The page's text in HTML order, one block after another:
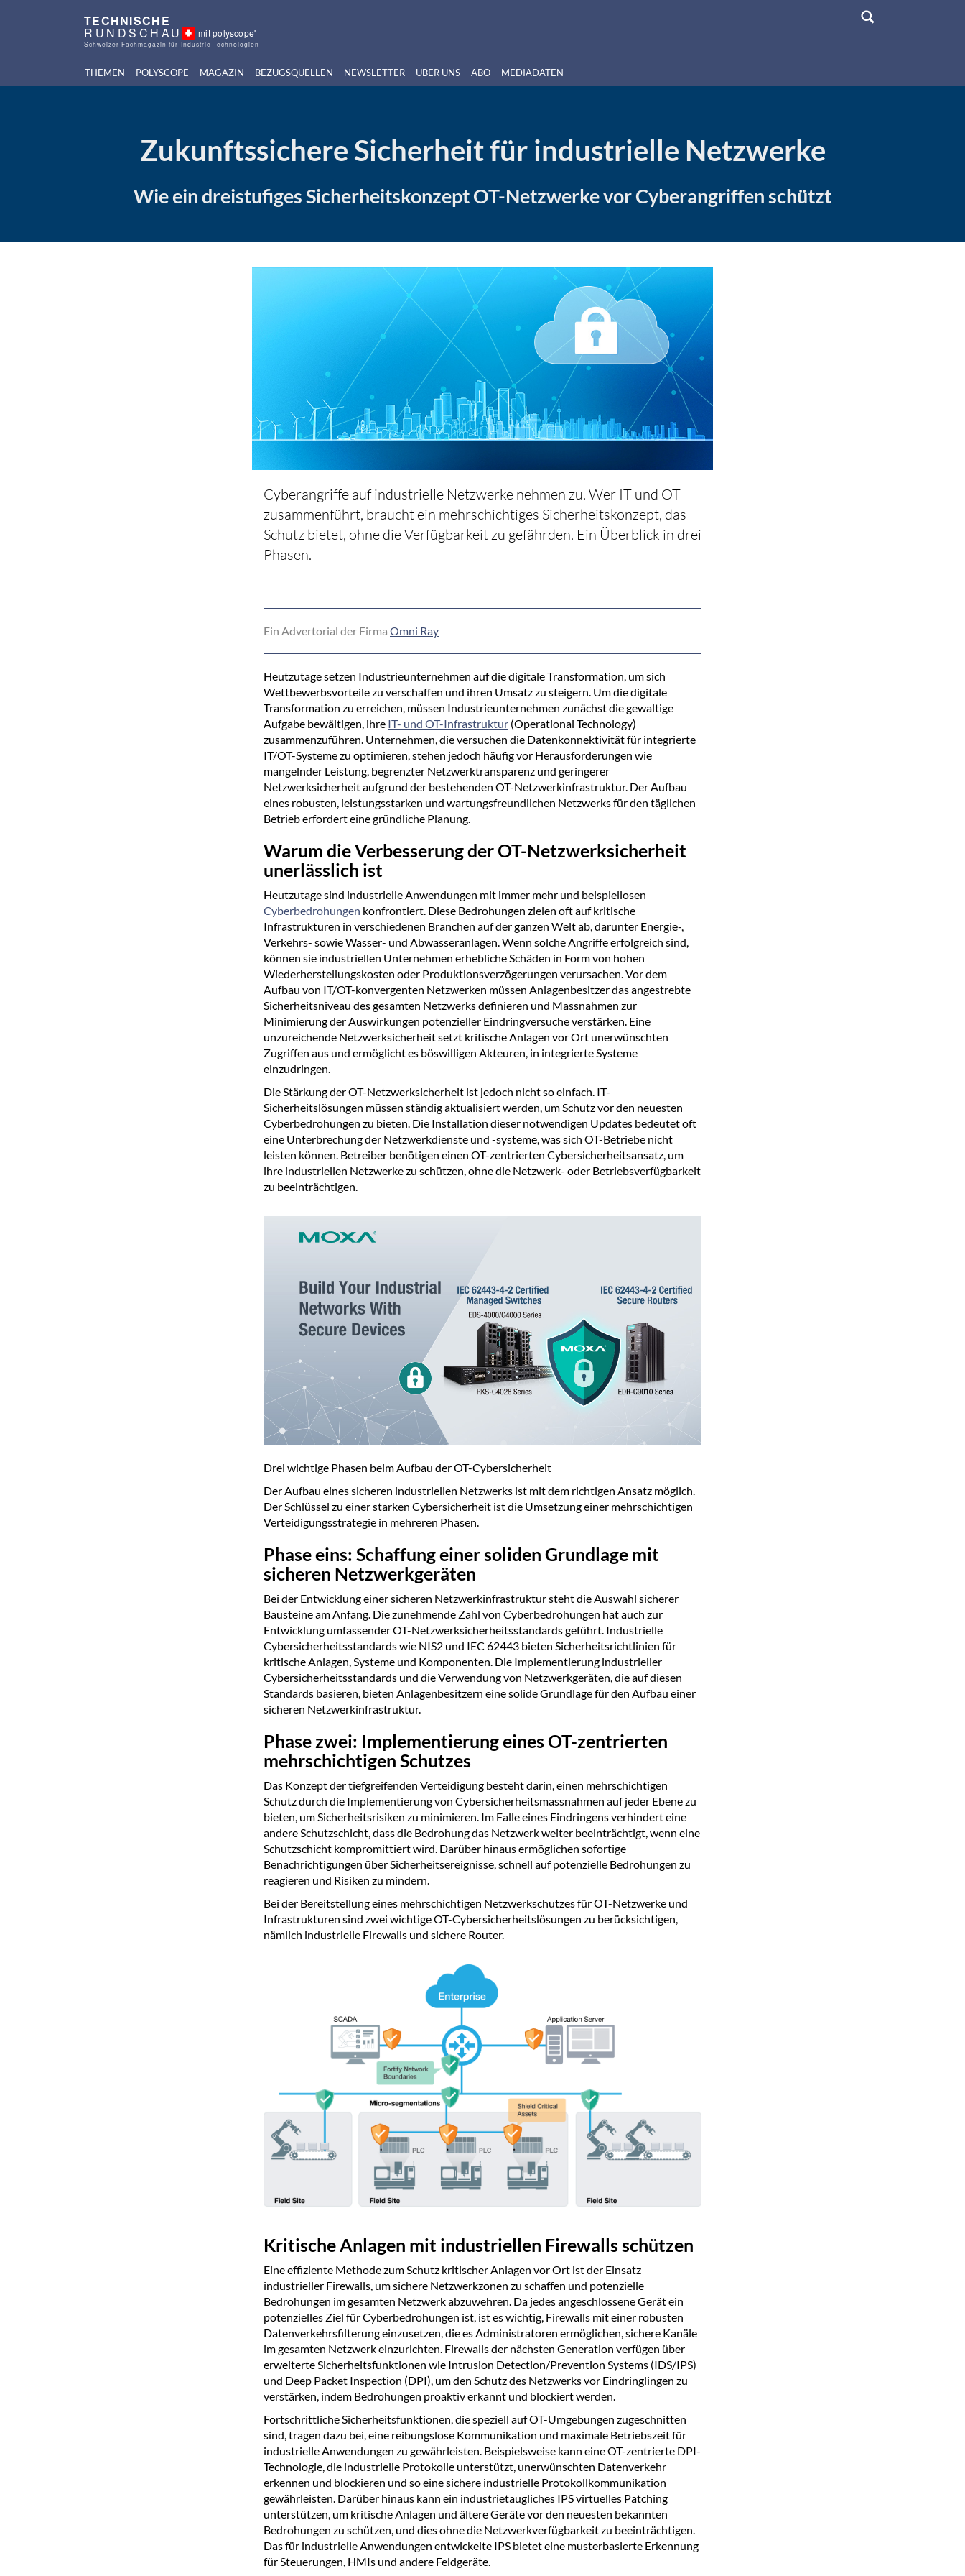
TECHNISCHE
RUNDSCHAU mit polyscope'
Schweizer Fachmagazin für Industrie-Technologien
THEMEN POLYSCOPE MAGAZIN BEZUGSQUELLEN NEWSLETTER ÜBER UNS ABO MEDIADATEN
Zukunftssichere Sicherheit für industrielle Netzwerke
Wie ein dreistufiges Sicherheitskonzept OT-Netzwerke vor Cyberangriffen schützt
Cyberangriffe auf industrielle Netzwerke nehmen zu. Wer IT und OT
zusammenführt, braucht ein mehrschichtiges Sicherheitskonzept, das
Schutz bietet, ohne die Verfügbarkeit zu gefährden. Ein Überblick in drei
Phasen.
Ein Advertorial der Firma Omni Ray
Heutzutage setzen Industrieunternehmen auf die digitale Transformation, um sich
Wettbewerbsvorteile zu verschaffen und ihren Umsatz zu steigern. Um die digitale
Transformation zu erreichen, müssen Industrieunternehmen zunächst die gewaltige
Aufgabe bewältigen, ihre IT- und OT-Infrastruktur (Operational Technology)
zusammenzuführen. Unternehmen, die versuchen die Datenkonnektivität für integrierte
IT/OT-Systeme zu optimieren, stehen jedoch häufig vor Herausforderungen wie
mangelnder Leistung, begrenzter Netzwerktransparenz und geringerer
Netzwerksicherheit aufgrund der bestehenden OT-Netzwerkinfrastruktur. Der Aufbau
eines robusten, leistungsstarken und wartungsfreundlichen Netzwerks für den täglichen
Betrieb erfordert eine gründliche Planung.
Warum die Verbesserung der OT-Netzwerksicherheit
unerlässlich ist
Heutzutage sind industrielle Anwendungen mit immer mehr und beispiellosen
Cyberbedrohungen konfrontiert. Diese Bedrohungen zielen oft auf kritische
Infrastrukturen in verschiedenen Branchen auf der ganzen Welt ab, darunter Energie-,
Verkehrs- sowie Wasser- und Abwasseranlagen. Wenn solche Angriffe erfolgreich sind,
können sie industriellen Unternehmen erhebliche Schäden in Form von hohen
Wiederherstellungskosten oder Produktionsverzögerungen verursachen. Vor dem
Aufbau von IT/OT-konvergenten Netzwerken müssen Anlagenbesitzer das angestrebte
Sicherheitsniveau des gesamten Netzwerks definieren und Massnahmen zur
Minimierung der Auswirkungen potenzieller Eindringversuche verstärken. Eine
unzureichende Netzwerksicherheit setzt kritische Anlagen vor Ort unerwünschten
Zugriffen aus und ermöglicht es böswilligen Akteuren, in integrierte Systeme
einzudringen.
Die Stärkung der OT-Netzwerksicherheit ist jedoch nicht so einfach. IT-
Sicherheitslösungen müssen ständig aktualisiert werden, um Schutz vor den neuesten
Cyberbedrohungen zu bieten. Die Installation dieser notwendigen Updates bedeutet oft
eine Unterbrechung der Netzwerkdienste und -systeme, was sich OT-Betriebe nicht
leisten können. Betreiber benötigen einen OT-zentrierten Cybersicherheitsansatz, um
ihre industriellen Netzwerke zu schützen, ohne die Netzwerk- oder Betriebsverfügbarkeit
zu beeinträchtigen.
Drei wichtige Phasen beim Aufbau der OT-Cybersicherheit
Der Aufbau eines sicheren industriellen Netzwerks ist mit dem richtigen Ansatz möglich.
Der Schlüssel zu einer starken Cybersicherheit ist die Umsetzung einer mehrschichtigen
Verteidigungsstrategie in mehreren Phasen.
Phase eins: Schaffung einer soliden Grundlage mit
sicheren Netzwerkgeräten
Bei der Entwicklung einer sicheren Netzwerkinfrastruktur steht die Auswahl sicherer
Bausteine am Anfang. Die zunehmende Zahl von Cyberbedrohungen hat auch zur
Entwicklung umfassender OT-Netzwerksicherheitsstandards geführt. Industrielle
Cybersicherheitsstandards wie NIS2 und IEC 62443 bieten Sicherheitsrichtlinien für
kritische Anlagen, Systeme und Komponenten. Die Implementierung industrieller
Cybersicherheitsstandards und die Verwendung von Netzwerkgeräten, die auf diesen
Standards basieren, bieten Anlagenbesitzern eine solide Grundlage für den Aufbau einer
sicheren Netzwerkinfrastruktur.
Phase zwei: Implementierung eines OT-zentrierten
mehrschichtigen Schutzes
Das Konzept der tiefgreifenden Verteidigung besteht darin, einen mehrschichtigen
Schutz durch die Implementierung von Cybersicherheitsmassnahmen auf jeder Ebene zu
bieten, um Sicherheitsrisiken zu minimieren. Im Falle eines Eindringens verhindert eine
andere Schutzschicht, dass die Bedrohung das Netzwerk weiter beeinträchtigt, wenn eine
Schutzschicht kompromittiert wird. Darüber hinaus ermöglichen sofortige
Benachrichtigungen über Sicherheitsereignisse, schnell auf potenzielle Bedrohungen zu
reagieren und Risiken zu mindern.
Bei der Bereitstellung eines mehrschichtigen Netzwerkschutzes für OT-Netzwerke und
Infrastrukturen sind zwei wichtige OT-Cybersicherheitslösungen zu berücksichtigen,
nämlich industrielle Firewalls und sichere Router.
Kritische Anlagen mit industriellen Firewalls schützen
Eine effiziente Methode zum Schutz kritischer Anlagen vor Ort ist der Einsatz
industrieller Firewalls, um sichere Netzwerkzonen zu schaffen und potenzielle
Bedrohungen im gesamten Netzwerk abzuwehren. Da jedes angeschlossene Gerät ein
potenzielles Ziel für Cyberbedrohungen ist, ist es wichtig, Firewalls mit einer robusten
Datenverkehrsfilterung einzusetzen, die es Administratoren ermöglichen, sichere Kanäle
im gesamten Netzwerk einzurichten. Firewalls der nächsten Generation verfügen über
erweiterte Sicherheitsfunktionen wie Intrusion Detection/Prevention Systems (IDS/IPS)
und Deep Packet Inspection (DPI), um den Schutz des Netzwerks vor Eindringlingen zu
verstärken, indem Bedrohungen proaktiv erkannt und blockiert werden.
Fortschrittliche Sicherheitsfunktionen, die speziell auf OT-Umgebungen zugeschnitten
sind, tragen dazu bei, eine reibungslose Kommunikation und maximale Betriebszeit für
industrielle Anwendungen zu gewährleisten. Beispielsweise kann eine OT-zentrierte DPI-
Technologie, die industrielle Protokolle unterstützt, unerwünschten Datenverkehr
erkennen und blockieren und so eine sichere industrielle Protokollkommunikation
gewährleisten. Darüber hinaus kann ein industrietaugliches IPS virtuelles Patching
unterstützen, um kritische Anlagen und ältere Geräte vor den neuesten bekannten
Bedrohungen zu schützen, und dies ohne die Netzwerkverfügbarkeit zu beeinträchtigen.
Das für industrielle Anwendungen entwickelte IPS bietet eine musterbasierte Erkennung
für Steuerungen, HMIs und andere Feldgeräte.